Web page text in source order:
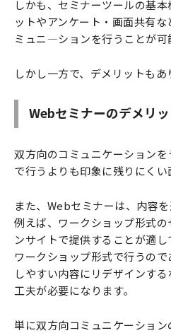
しかも、セミナーツールの基
ットやアンケート・画面共有
ミュニ―ションを行うことが可
しかし一方で、デメリットもあ
Webセミナーのデメリ
双方向のコミュニケーション
で行うよりも印象に残りにくい
また、Webセミナーは、内容を
例えば、ワークショップ形式
ンサイトで提供することが適し
ワークショップ形式で行うの
しやすい内容にリデザインす
工夫が必要になります。
単に双方向コミュニケーショ